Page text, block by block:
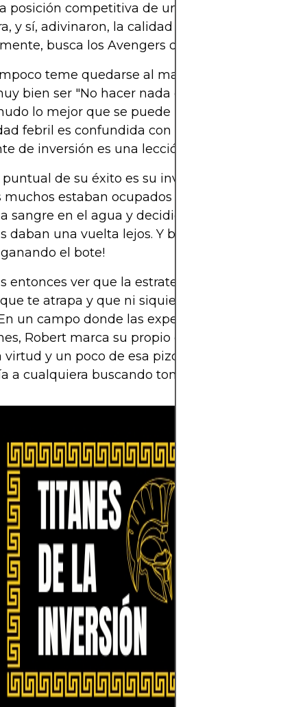
posición competitiva de una empresa, su
y sí, adivinaron, la calidad de su equipo
busca los Avengers del sector corporativo.
teme quedarse al margen. Uno de sus
bien ser "No hacer nada estúpidamente
lo mejor que se puede hacer". En un
febril es confundida con productividad, este
de inversión es una lección en sí misma.
de su éxito es su inversión en
muchos estaban ocupados vendiendo, Vinall
sangre en el agua y decidió apostar mientras
daban una vuelta lejos. Y bien, ¡ya sabemos
el bote!
entonces ver que la estrategia de Vinall es
te atrapa y que ni siquiera sabías que estaba
un campo donde las expectativas a menudo
Robert marca su propio camino basándose
virtud y un poco de esa pizca de toque personal
a cualquiera buscando tomar notas del